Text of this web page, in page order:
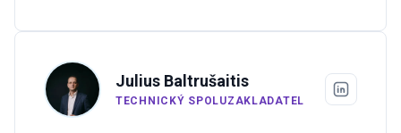
Julius Baltrušaitis
TECHNICKÝ SPOLUZAKLADATEL